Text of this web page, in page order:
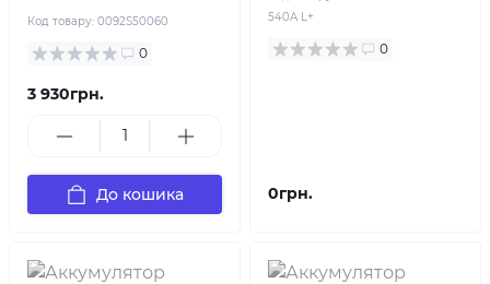
Код товару: 0092S50060
0
3 930грн.
До кошика
540A L+
0
0грн.